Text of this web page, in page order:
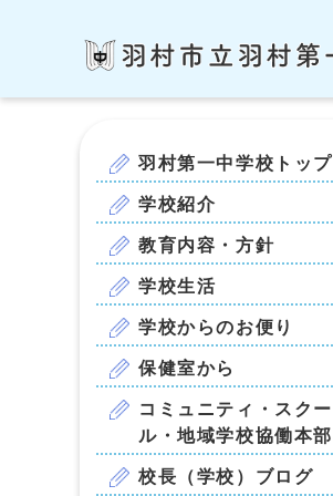
羽村第一中学校トップ
学校紹介
教育内容・方針
学校生活
学校からのお便り
保健室から
コミュニティ・スクー
ル・地域学校協働本部
校長（学校）ブログ